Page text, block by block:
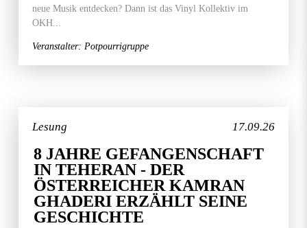
neue Musik entdecken? Dann ist das Vinyl Kollektiv im
OKH...
Veranstalter: Potpourrigruppe
17.09.26
Lesung
8 JAHRE GEFANGENSCHAFT
IN TEHERAN - DER
ÖSTERREICHER KAMRAN
GHADERI ERZÄHLT SEINE
GESCHICHTE